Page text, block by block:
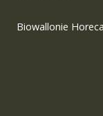
Biowallonie Horeca